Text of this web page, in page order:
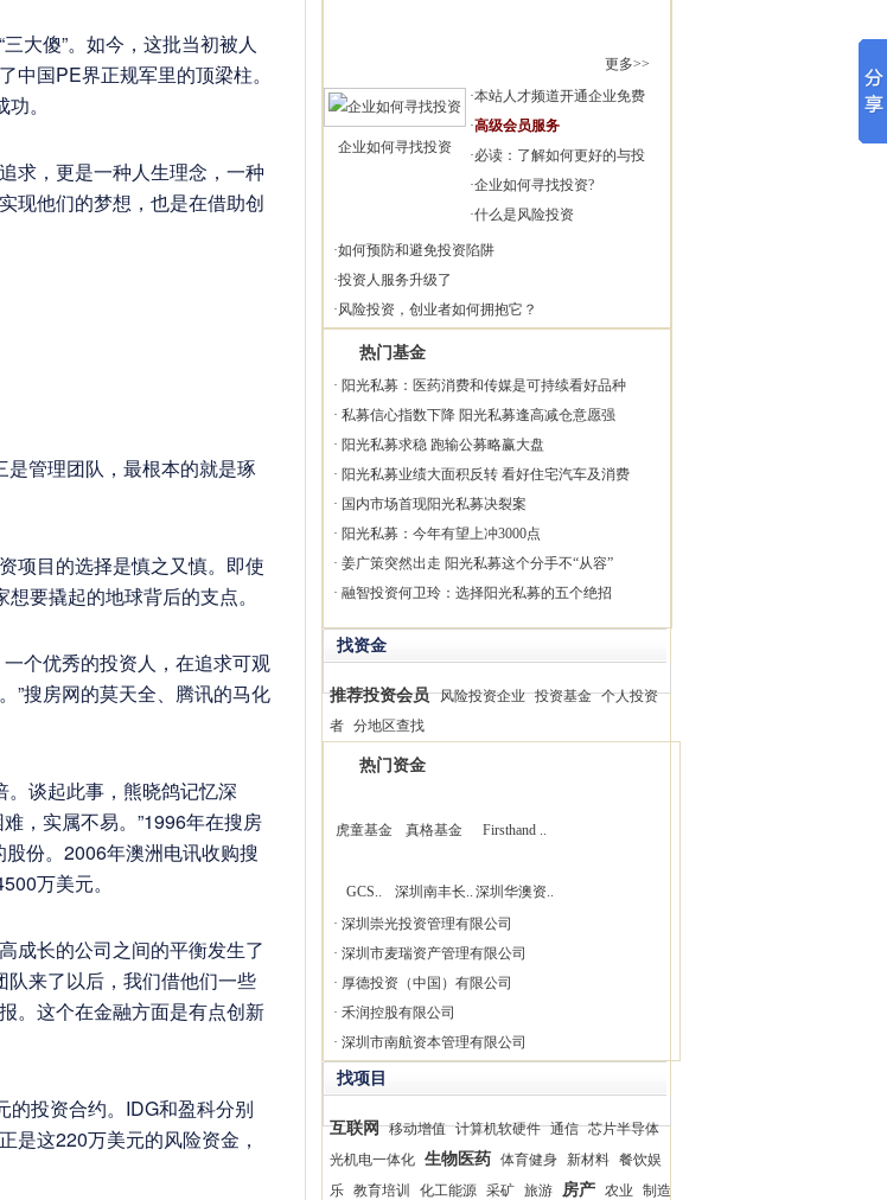
大傻”。如今，这批当初被人
国PE界正规军里的顶梁柱。
。
求，更是一种人生理念，一种
现他们的梦想，也是在借助创
管理团队，最根本的就是琢
项目的选择是慎之又慎。即使
要撬起的地球背后的支点。
个优秀的投资人，在追求可观
”搜房网的莫天全、腾讯的马化
谈起此事，熊晓鸽记忆深
，实属不易。”1996年在搜房
份。2006年澳洲电讯收购搜
万美元。
成长的公司之间的平衡发生了
队来了以后，我们借他们一些
。这个在金融方面是有点创新
的投资合约。IDG和盈科分别
是这220万美元的风险资金，
更多>>
企业如何寻找投资
·本站人才频道开通企业免费
·高级会员服务
·必读：了解如何更好的与投
·企业如何寻找投资?
·什么是风险投资
·如何预防和避免投资陷阱
·投资人服务升级了
·风险投资，创业者如何拥抱它？
热门基金
· 阳光私募：医药消费和传媒是可持续看好品种
· 私募信心指数下降 阳光私募逢高减仓意愿强
· 阳光私募求稳 跑输公募略赢大盘
· 阳光私募业绩大面积反转 看好住宅汽车及消费
· 国内市场首现阳光私募决裂案
· 阳光私募：今年有望上冲3000点
· 姜广策突然出走 阳光私募这个分手不“从容”
· 融智投资何卫玲：选择阳光私募的五个绝招
找资金
推荐投资会员 风险投资企业 投资基金 个人投资
者 分地区查找
热门资金
虎童基金 真格基金 Firsthand ..
GCS.. 深圳南丰长.. 深圳华澳资..
· 深圳崇光投资管理有限公司
· 深圳市麦瑞资产管理有限公司
· 厚德投资（中国）有限公司
· 禾润控股有限公司
· 深圳市南航资本管理有限公司
找项目
互联网 移动增值 计算机软硬件 通信 芯片半导体
光机电一体化 生物医药 体育健身 新材料 餐饮娱
乐 教育培训 化工能源 采矿 旅游 房产 农业
制造